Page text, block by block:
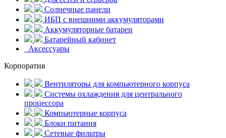
Солнечные панели
ИБП с внешними аккумуляторами
Аккумуляторные батареи
Батарейный кабинет
Аксессуары
Корпоратив
Вентиляторы для компьютерного корпуса
Системы охлаждения для центрального
процессора
Компьютерные корпуса
Блоки питания
Сетевые фильтры